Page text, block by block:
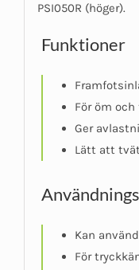
PSI050R (höger).
Funktioner
För öm
Ger
Lätt att
Kan
För